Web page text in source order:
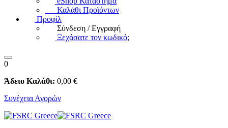
Καλάθι Προϊόντων
Προφίλ
Σύνδεση / Εγγραφή
Ξεχάσατε τον κωδικό;
0
Άδειο Καλάθι: 0,00 €
Συνέχεια Αγορών